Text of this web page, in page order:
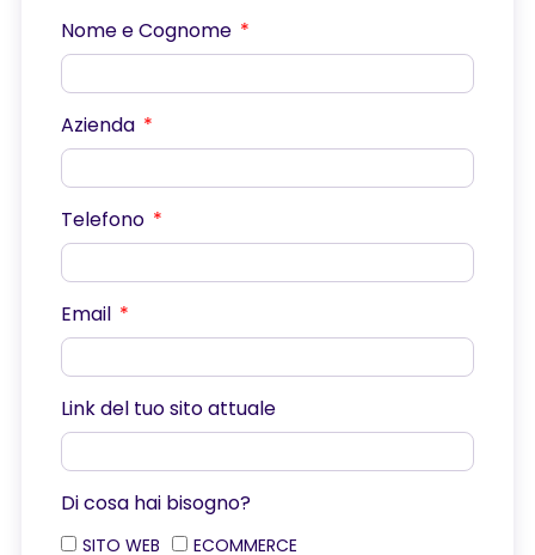
Nome e Cognome
Azienda
Telefono
Email
Link del tuo sito attuale
Di cosa hai bisogno?
SITO WEB
ECOMMERCE